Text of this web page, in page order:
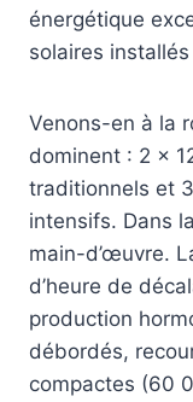
énergétique
solaires
Venons-en à la
dominent : 2 x
traditionnels et
intensifs. Dans
main-d’œuvre.
d’heure de
production
débordés,
compactes (60